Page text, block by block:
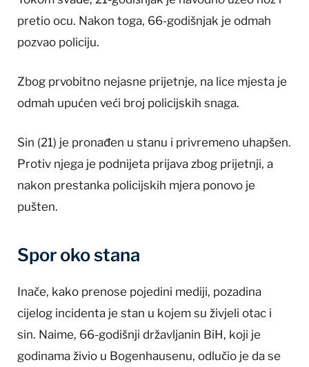
pretio ocu. Nakon toga, 66-godišnjak je odmah
pozvao policiju.
Zbog prvobitno nejasne prijetnje, na lice mjesta je
odmah upućen veći broj policijskih snaga.
Sin (21) je pronađen u stanu i privremeno uhapšen.
Protiv njega je podnijeta prijava zbog prijetnji, a
nakon prestanka policijskih mjera ponovo je
pušten.
Spor oko stana
Inače, kako prenose pojedini mediji, pozadina
cijelog incidenta je stan u kojem su živjeli otac i
sin. Naime, 66-godišnji državljanin BiH, koji je
godinama živio u Bogenhausenu, odlučio je da se